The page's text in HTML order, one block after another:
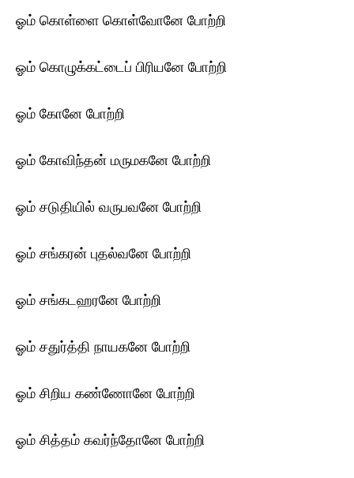
ஓம் கொள்ளை கொள்வோனே போற்றி
ஓம் கொழுக்கட்டைப் பிரியனே போற்றி
ஓம் கோனே போற்றி
ஓம் கோவிந்தன் மருமகனே போற்றி
ஓம் சடுதியில் வருபவனே போற்றி
ஓம் சங்கரன் புதல்வனே போற்றி
ஓம் சங்கடஹரனே போற்றி
ஓம் சதுர்த்தி நாயகனே போற்றி
ஓம் சிறிய கண்ணோனே போற்றி
ஓம் சித்தம் கவர்ந்தோனே போற்றி